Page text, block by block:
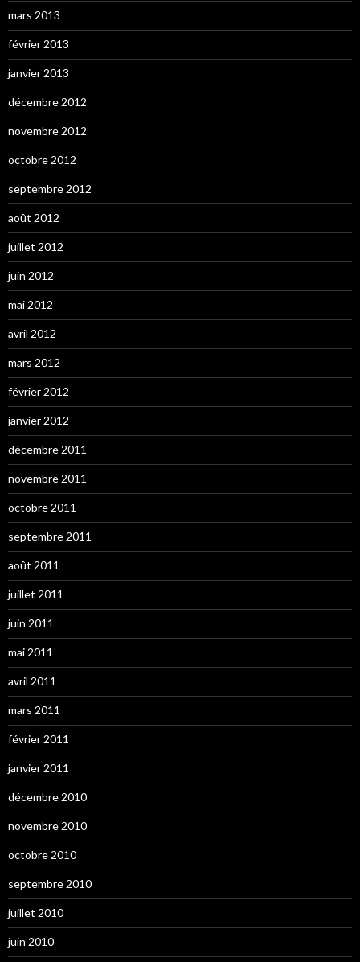
mars 2013
février 2013
janvier 2013
décembre 2012
novembre 2012
octobre 2012
septembre 2012
août 2012
juillet 2012
juin 2012
mai 2012
avril 2012
mars 2012
février 2012
janvier 2012
décembre 2011
novembre 2011
octobre 2011
septembre 2011
août 2011
juillet 2011
juin 2011
mai 2011
avril 2011
mars 2011
février 2011
janvier 2011
décembre 2010
novembre 2010
octobre 2010
septembre 2010
juillet 2010
juin 2010